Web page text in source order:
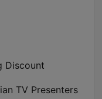
Discount
TV Presenters